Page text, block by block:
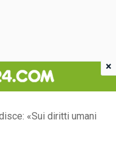
«Sui diritti umani
×